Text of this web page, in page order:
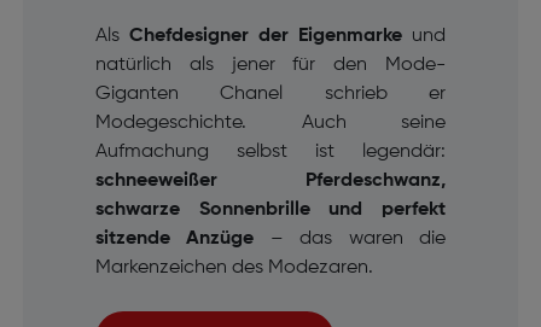
Als Chefdesigner der Eigenmarke und
natürlich als jener für den Mode-
Giganten Chanel schrieb er
Modegeschichte. Auch seine
Aufmachung selbst ist legendär:
schneeweißer Pferdeschwanz,
schwarze Sonnenbrille und perfekt
sitzende Anzüge – das waren die
Markenzeichen des Modezaren.